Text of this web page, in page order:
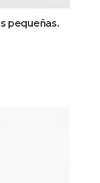
pequeñas.